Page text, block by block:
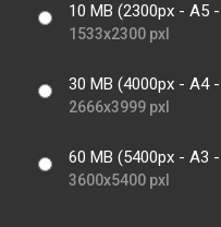
10 MB (2300px - A5 -
1533x2300 pxl
30 MB (4000px - A4 -
2666x3999 pxl
60 MB (5400px - A3 -
3600x5400 pxl